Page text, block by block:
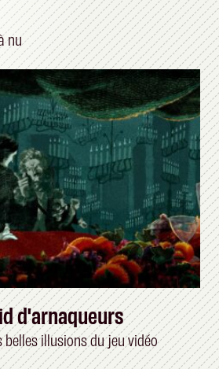
nu
d'arnaqueurs
belles illusions du jeu vidéo